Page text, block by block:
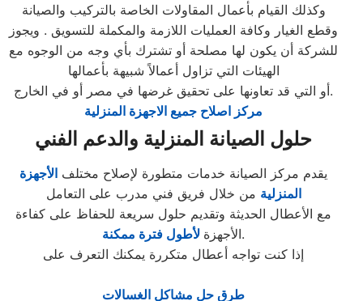
وكذلك القيام بأعمال المقاولات الخاصة بالتركيب والصيانة
وقطع الغيار وكافة العمليات اللازمة والمكملة للتسويق . ويجوز
للشركة أن يكون لها مصلحة أو تشترك بأي وجه من الوجوه مع
الهيئات التي تزاول أعمالاً شبيهة بأعمالها
أو التي قد تعاونها على تحقيق غرضها في مصر أو في الخارج.
مركز اصلاح جميع الاجهزة المنزلية
حلول الصيانة المنزلية والدعم الفني
يقدم مركز الصيانة خدمات متطورة لإصلاح مختلف الأجهزة
المنزلية من خلال فريق فني مدرب على التعامل
مع الأعطال الحديثة وتقديم حلول سريعة للحفاظ على كفاءة
الأجهزة لأطول فترة ممكنة
.
إذا كنت تواجه أعطال متكررة يمكنك التعرف على
طرق حل مشاكل الغسالات